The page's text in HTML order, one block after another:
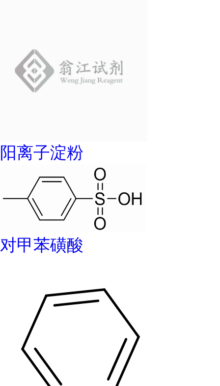
阳离子淀粉
对甲苯磺酸